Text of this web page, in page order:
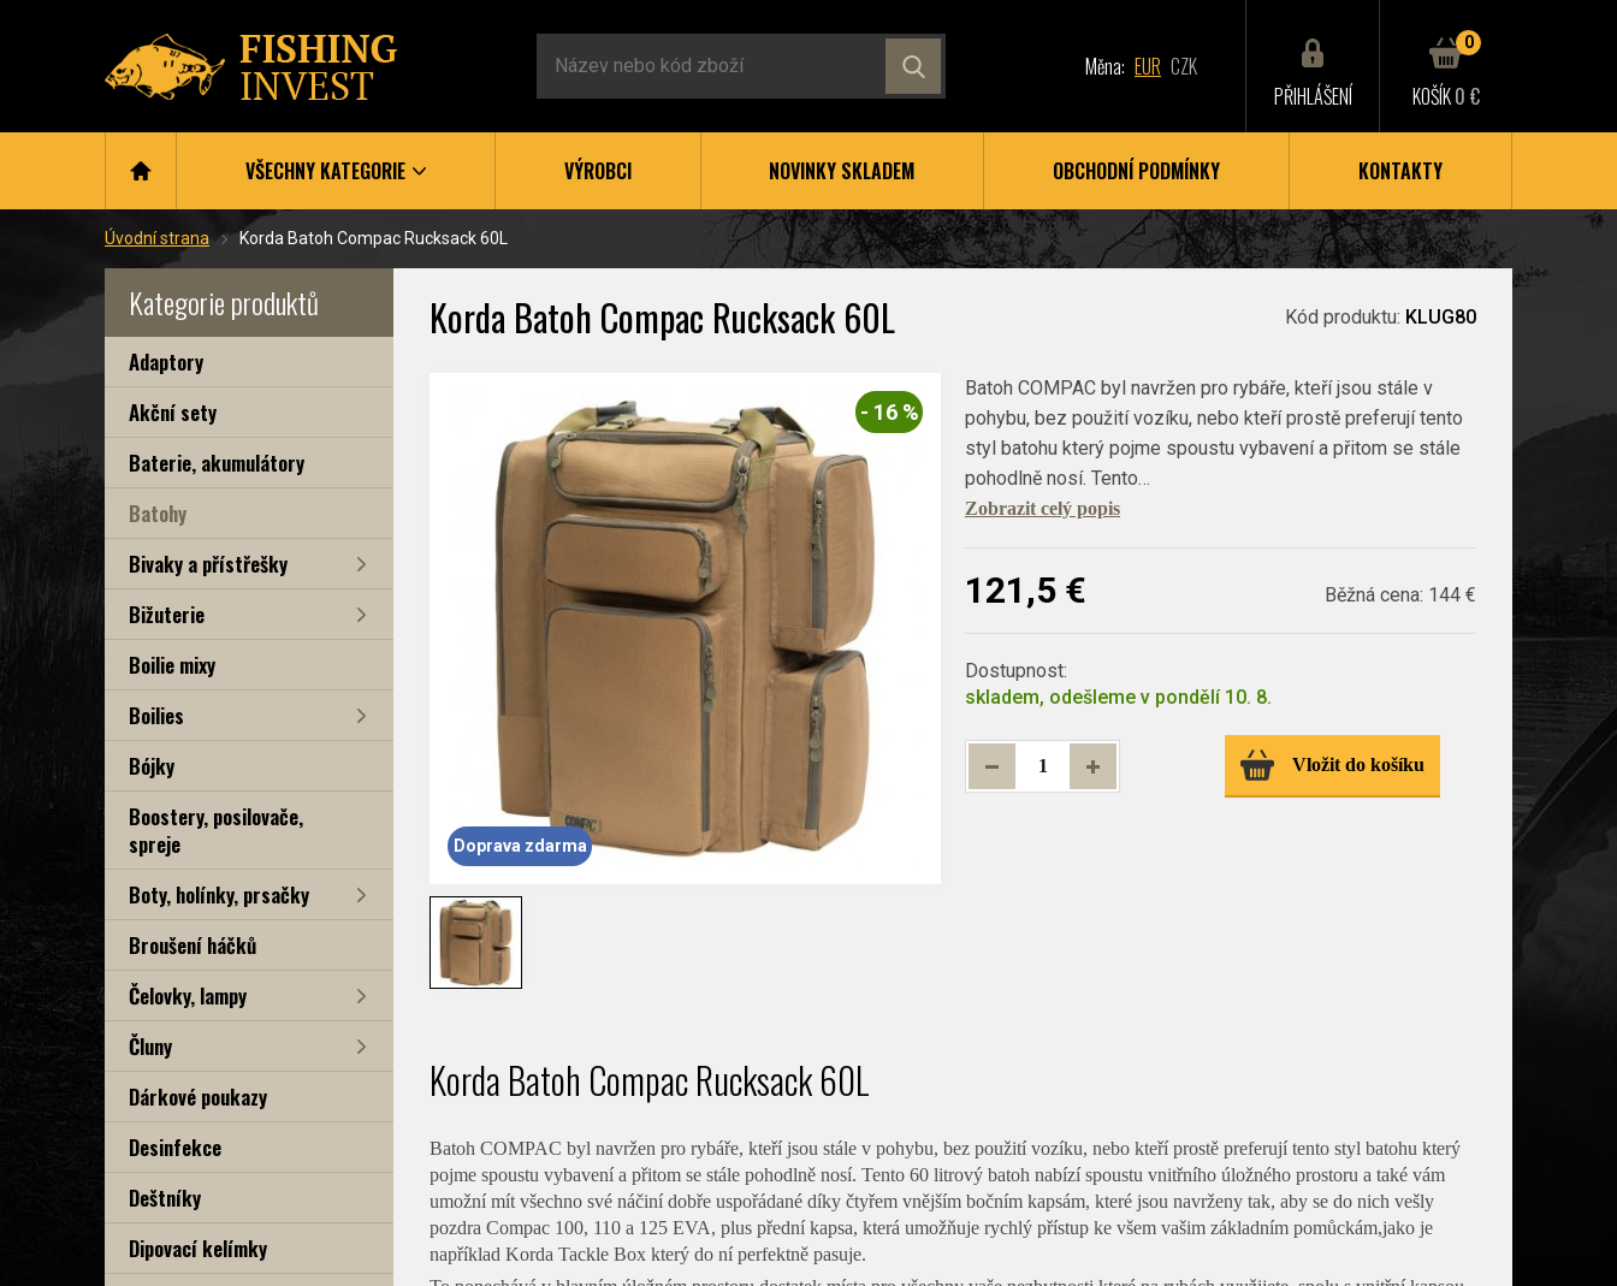
Měna: EUR CZK
PŘIHLÁŠENÍ
0
KOŠÍK0 €
VŠECHNY KATEGORIE VÝROBCI NOVINKY SKLADEM OBCHODNÍ PODMÍNKY KONTAKTY
Úvodní strana Korda Batoh Compac Rucksack 60L
Kategorie produktů
Adaptory
Akční sety
Baterie, akumulátory
Batohy
Bivaky a přístřešky
Bižuterie
Boilie mixy
Boilies
Bójky
Boostery, posilovače,
spreje
Boty, holínky, prsačky
Broušení háčků
Čelovky, lampy
Čluny
Dárkové poukazy
Desinfekce
Deštníky
Dipovací kelímky
Korda Batoh Compac Rucksack 60L Kód produktu: KLUG80
- 16 %
Doprava zdarma
Batoh COMPAC byl navržen pro rybáře, kteří jsou stále v
pohybu, bez použití vozíku, nebo kteří prostě preferují tento
styl batohu který pojme spoustu vybavení a přitom se stále
pohodlně nosí. Tento…
Zobrazit celý popis
121,5 € Běžná cena: 144 €
Dostupnost:
skladem, odešleme v pondělí 10. 8.
Vložit do košíku
Korda Batoh Compac Rucksack 60L
Batoh COMPAC byl navržen pro rybáře, kteří jsou stále v pohybu, bez použití vozíku, nebo kteří prostě preferují tento styl batohu který
pojme spoustu vybavení a přitom se stále pohodlně nosí. Tento 60 litrový batoh nabízí spoustu vnitřního úložného prostoru a také vám
umožní mít všechno své náčiní dobře uspořádané díky čtyřem vnějším bočním kapsám, které jsou navrženy tak, aby se do nich vešly
pozdra Compac 100, 110 a 125 EVA, plus přední kapsa, která umožňuje rychlý přístup ke všem vašim základním pomůckám,jako je
například Korda Tackle Box který do ní perfektně pasuje.